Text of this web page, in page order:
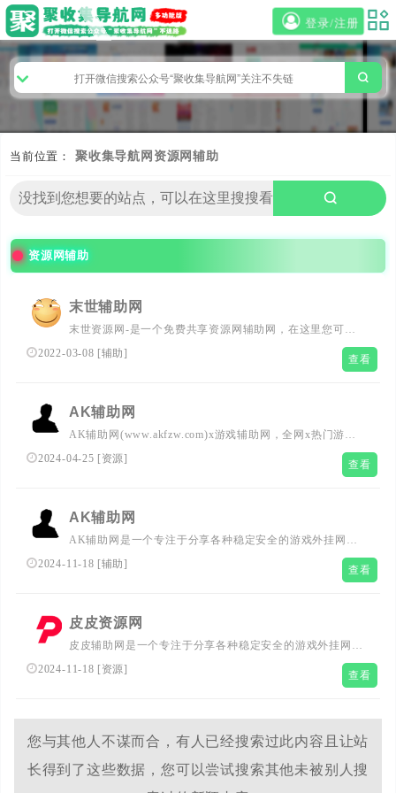
登录/注册
当前位置： 聚收集导航网 资源网辅助
资源网辅助
末世辅助网
末世资源网-是一个免费共享资源网辅助网，在这里您可以
下载精品软件、游戏辅助、系统工具、手机工具等；此外我
们还收集了活动线报(QQ活动、游戏、现金活动以及白嫖实
2022-03-08 [辅助] 查看
AK辅助网
AK辅助网(www.akfzw.com)x游戏辅助网，全网x热门游戏
我爱辅助网x资源分享,专注各类资源整合,单机游戏,活动线
报,网络资讯，x资源,大型网游经典游戏，网络热门技术游戏
2024-04-25 [资源] 查看
AK辅助网
AK辅助网是一个专注于分享各种稳定安全的游戏外挂网站,
也是全网最大的热门游戏外挂分享网,专注各类游戏外挂、
单机游戏辅助、游戏活动资讯、游戏技巧攻略、以及网络热
2024-11-18 [辅助] 查看
皮皮资源网
皮皮辅助网是一个专注于分享各种稳定安全的游戏外挂网
站,也是全网最大的热门游戏外挂分享网,专注各类游戏外
挂、单机游戏辅助、游戏活动资讯、游戏技巧攻略、以及网
2024-11-18 [资源] 查看
您与其他人不谋而合，有人已经搜索过此内容且让站
长得到了这些数据，您可以尝试搜索其他未被别人搜